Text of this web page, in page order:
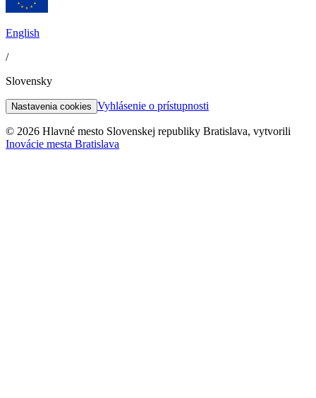
English
/
Slovensky
Nastavenia cookies Vyhlásenie o prístupnosti
© 2026 Hlavné mesto Slovenskej republiky Bratislava, vytvorili
Inovácie mesta Bratislava